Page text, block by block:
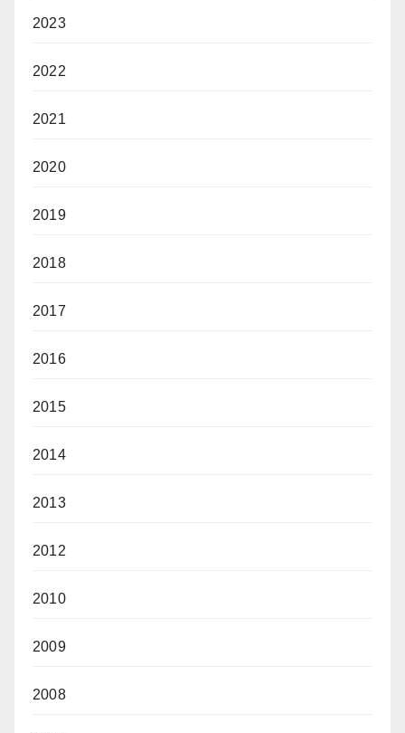
2023
2022
2021
2020
2019
2018
2017
2016
2015
2014
2013
2012
2010
2009
2008